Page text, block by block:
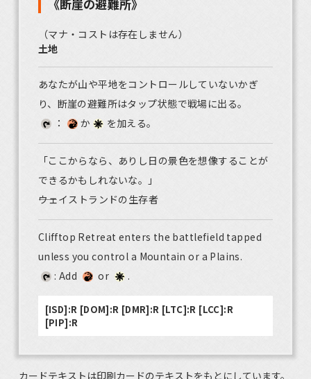
《断崖の避難所》
（マナ・コストは存在しません）
土地
あなたが山や平地をコントロールしていないかぎ
り、断崖の避難所はタップ状態で戦場に出る。
：
か を加える。
「ここからなら、ありし日の景色を想像することが
できるかもしれないな。」
――ウェイストランドの生存者
Clifftop Retreat enters the battlefield tapped
unless you control a Mountain or a Plains.
: Add
or .
[ISD]:R [DOM]:R [DMR]:R [LTC]:R [LCC]:R
[PIP]:R
カードテキストは印刷カードのテキストをもとにしています。